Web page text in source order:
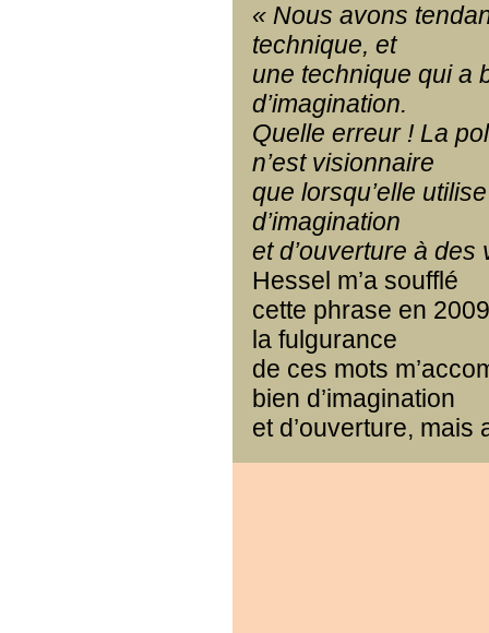
« Nous avons
technique, et
une technique qui a
d’imagination.
Quelle erreur ! La
n’est visionnaire
que lorsqu’elle
d’imagination
et d’ouverture à
Hessel m’a soufflé
cette phrase en
la fulgurance
de ces mots
bien d’imagination
et d’ouverture, mais